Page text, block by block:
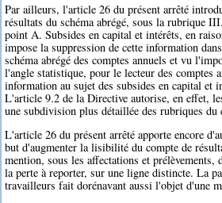
Par ailleurs, l'article 26 du présent arrêté
résultats du schéma abrégé, sous la rubrique
point A. Subsides en capital et intérêts, en
impose la suppression de cette information
schéma abrégé des comptes annuels et vu
l'angle statistique, pour le lecteur des comptes
information au sujet des subsides en capital et
L'article 9.2 de la Directive autorise, en effet,
une subdivision plus détaillée des rubriques du
L'article 26 du présent arrêté apporte encore
but d'augmenter la lisibilité du compte de
mention, sous les affectations et prélèvements,
la perte à reporter, sur une ligne distincte. La
travailleurs fait dorénavant aussi l'objet d'une